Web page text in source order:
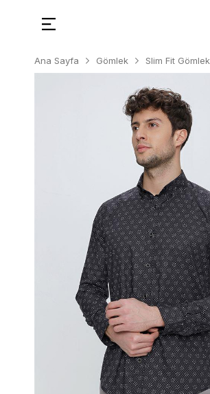
Ana Sayfa Gömlek Slim Fit Gömlek